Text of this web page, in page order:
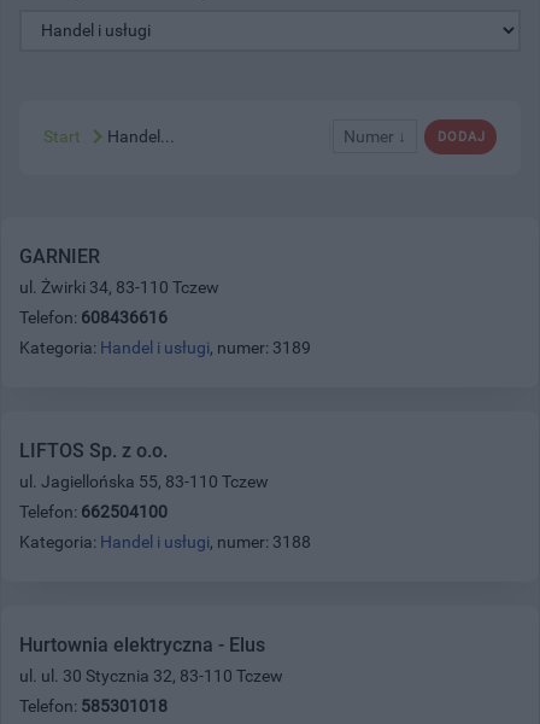
DODAJ
Numer ↓
Start Handel...
GARNIER
ul. Żwirki 34, 83-110 Tczew
Telefon: 608436616
Kategoria: Handel i usługi, numer: 3189
LIFTOS Sp. z o.o.
ul. Jagiellońska 55, 83-110 Tczew
Telefon: 662504100
Kategoria: Handel i usługi, numer: 3188
Hurtownia elektryczna - Elus
ul. ul. 30 Stycznia 32, 83-110 Tczew
Telefon: 585301018